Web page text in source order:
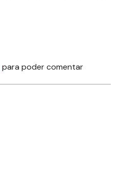
para poder comentar